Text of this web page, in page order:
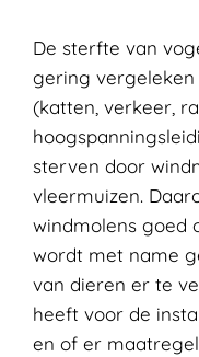
De sterfte van
gering
(katten, verkeer,
sterven door
vleermuizen.
windmolens goed
wordt met name
van dieren er te
heeft voor de
en of er